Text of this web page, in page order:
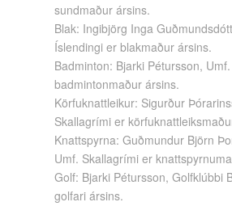
sundmaður ársins.
Blak: Ingibjörg Inga
Íslendingi er blakmaður ársins.
Badminton: Bjarki Pétursson,
badmintonmaður ársins.
Körfuknattleikur: Sigurður
Skallagrími er
Knattspyrna: Guðmundur Björn
Umf. Skallagrími er
Golf: Bjarki Pétursson, Golfklúbbi
golfari ársins.